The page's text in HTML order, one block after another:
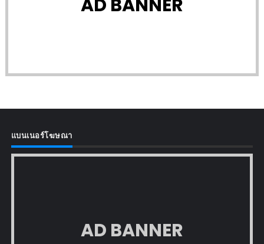
AD BANNER
แบนเนอร์โฆษณา
AD BANNER